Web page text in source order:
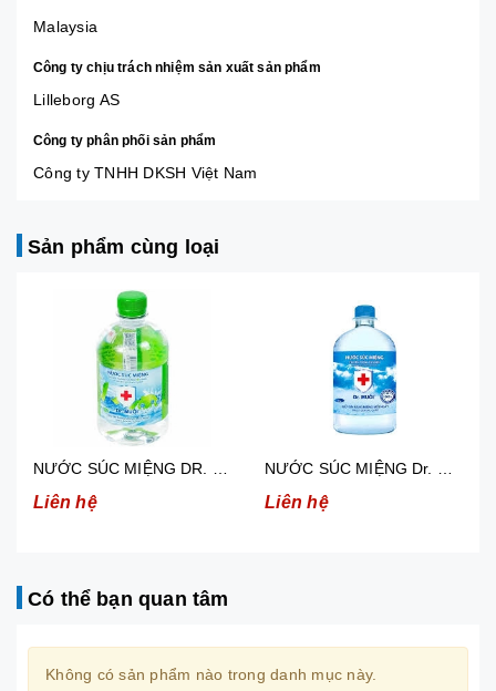
Malaysia
Công ty chịu trách nhiệm sản xuất sản phẩm
Lilleborg AS
Công ty phân phối sản phẩm
Công ty TNHH DKSH Việt Nam
Sản phẩm cùng loại
Liên hệ Liên hệ
Có thể bạn quan tâm
Không có sản phẩm nào trong danh mục này.